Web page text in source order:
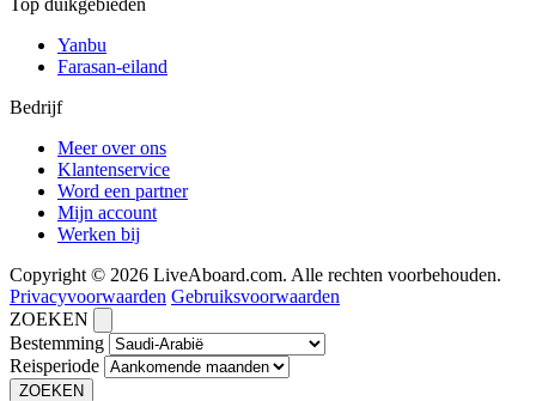
Top duikgebieden
Yanbu
Farasan-eiland
Bedrijf
Meer over ons
Klantenservice
Word een partner
Mijn account
Werken bij
Copyright © 2026 LiveAboard.com. Alle rechten voorbehouden.
Privacyvoorwaarden Gebruiksvoorwaarden
ZOEKEN
Bestemming
Reisperiode
ZOEKEN